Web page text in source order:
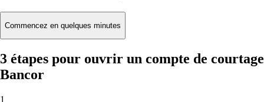
Commencez en quelques minutes
3 étapes pour ouvrir un compte de courtage
Bancor
1